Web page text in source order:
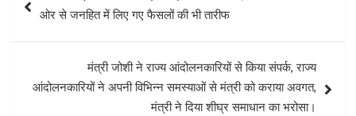
navigation
ओर से जनहित में लिए गए फैसलों की भी तारीफ
मंत्री जोशी ने राज्य आंदोलनकारियों से किया संपर्क, राज्य
आंदोलनकारियों ने अपनी विभिन्न समस्याओं से मंत्री को कराया अवगत,
मंत्री ने दिया शीघ्र समाधान का भरोसा।